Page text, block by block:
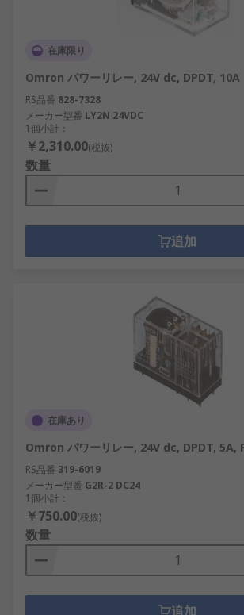
在庫限り
Omron パワーリレー, 24V dc, DPDT, 10A
RS品番 828-7328
メーカー型番 LY2N 24VDC
1個小計：
￥2,310.00(税抜)
数量
追加
在庫あり
Omron パワーリレー, 24V dc, DPDT, 5A,
RS品番 319-6019
メーカー型番 G2R-2 DC24
1個小計：
￥750.00(税抜)
数量
追加